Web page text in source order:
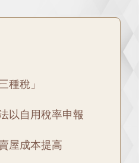
種稅」
以自用稅率申報
屋成本提高